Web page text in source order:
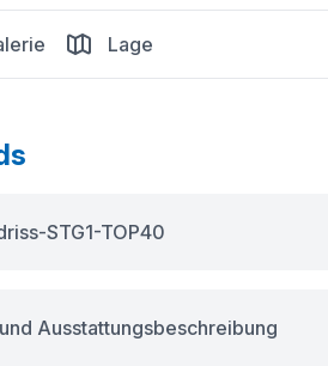
Lage
STG1-TOP40
Ausstattungsbeschreibung